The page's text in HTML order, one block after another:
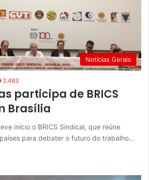
Notícias Gerais
2.483
participa de BRICS
Brasília
início o BRICS Sindical, que reúne
para debater o futuro do trabalho…